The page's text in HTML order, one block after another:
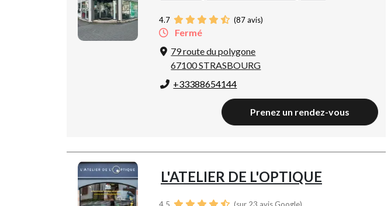
4.7 (87avis)
Fermé
79 route du polygone
67100 STRASBOURG
+33388654144
Prenez un rendez-vous
L'ATELIER DE L'OPTIQUE